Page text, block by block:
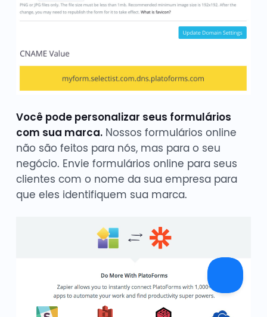
Você pode personalizar seus formulários
com sua marca.Nossos formulários online
não são feitos para nós, mas para o seu
negócio. Envie formulários online para seus
clientes com o nome da sua empresa para
que eles identifiquem sua marca.